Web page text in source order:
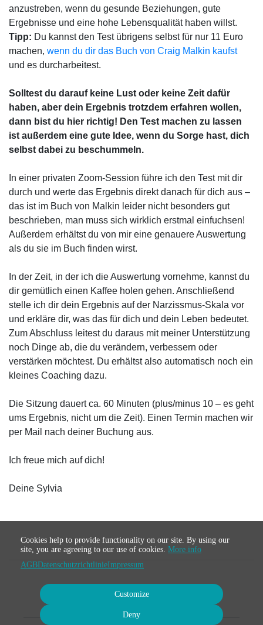
anzustreben, wenn du gesunde Beziehungen, gute
Ergebnisse und eine hohe Lebensqualität haben willst.
Tipp: Du kannst den Test übrigens selbst für nur 11 Euro
machen, wenn du dir das Buch von Craig Malkin kaufst
und es durcharbeitest.
Solltest du darauf keine Lust oder keine Zeit dafür
haben, aber dein Ergebnis trotzdem erfahren wollen,
dann bist du hier richtig! Den Test machen zu lassen
ist außerdem eine gute Idee, wenn du Sorge hast, dich
selbst dabei zu beschummeln.
In einer privaten Zoom-Session führe ich den Test mit dir
durch und werte das Ergebnis direkt danach für dich aus –
das ist im Buch von Malkin leider nicht besonders gut
beschrieben, man muss sich wirklich erstmal einfuchsen!
Außerdem erhältst du von mir eine genauere Auswertung
als du sie im Buch finden wirst.
In der Zeit, in der ich die Auswertung vornehme, kannst du
dir gemütlich einen Kaffee holen gehen. Anschließend
stelle ich dir dein Ergebnis auf der Narzissmus-Skala vor
und erkläre dir, was das für dich und dein Leben bedeutet.
Zum Abschluss leitest du daraus mit meiner Unterstützung
noch Dinge ab, die du verändern, verbessern oder
verstärken möchtest. Du erhältst also automatisch noch ein
kleines Coaching dazu.
Die Sitzung dauert ca. 60 Minuten (plus/minus 10 – es geht
ums Ergebnis, nicht um die Zeit). Einen Termin machen wir
per Mail nach deiner Buchung aus.
Ich freue mich auf dich!
Deine Sylvia
Cookies help to provide functionality on our site. By using our
site, you are agreeing to our use of cookies. More info
AGBDatenschutzrichtlinieImpressum
Customize
Deny